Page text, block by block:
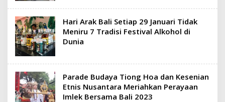
Hari Arak Bali Setiap 29 Januari Tidak
Meniru 7 Tradisi Festival Alkohol di
Dunia
Parade Budaya Tiong Hoa dan Kesenian
Etnis Nusantara Meriahkan Perayaan
Imlek Bersama Bali 2023